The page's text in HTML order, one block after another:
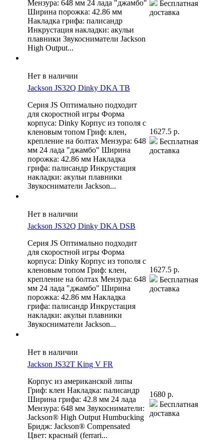
Мензура: 648 мм 24 лада "джамбо"
Ширина порожка: 42.86 мм
Накладка грифа: палисандр
Инкрустация накладки: акульи
плавники Звукосниматели Jackson
High Output...
Бесплатная
доставка
Нет в наличии
Jackson JS32Q Dinky DKA TB
Серия JS Оптимально подходит
для скоростной игры Форма
корпуса: Dinky Корпус из тополя с
кленовым топом Гриф: клен,
крепление на болтах Мензура: 648
мм 24 лада "джамбо" Ширина
порожка: 42.86 мм Накладка
грифа: палисандр Инкрустация
накладки: акульи плавники
Звукосниматели Jackson...
1627.5 р.
Бесплатная
доставка
Нет в наличии
Jackson JS32Q Dinky DKA DSB
Серия JS Оптимально подходит
для скоростной игры Форма
корпуса: Dinky Корпус из тополя с
кленовым топом Гриф: клен,
крепление на болтах Мензура: 648
мм 24 лада "джамбо" Ширина
порожка: 42.86 мм Накладка
грифа: палисандр Инкрустация
накладки: акульи плавники
Звукосниматели Jackson...
1627.5 р.
Бесплатная
доставка
Нет в наличии
Jackson JS32T King V FR
Корпус из американской липы
Гриф: клен Накладка: палисандр
Ширина грифа: 42.8 мм 24 лада
Мензура: 648 мм Звукосниматели:
Jackson® High Output Humbucking
Бридж: Jackson® Compensated
Цвет: красный (ferrari...
1680 р.
Бесплатная
доставка